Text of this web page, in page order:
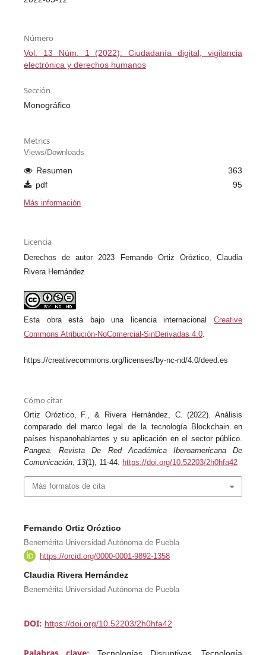
Fernando Ortiz Oróztico
Benemérita Universidad Autónoma de Puebla
https://orcid.org/0000-0001-9892-1358
Claudia Rivera Hernández
Benemérita Universidad Autónoma de Puebla
DOI: https://doi.org/10.52203/2h0hfa42
Número
Vol. 13 Núm. 1 (2022): Ciudadanía digital, vigilancia
electrónica y derechos humanos
Sección
Monográfico
Metrics
Views/Downloads
Resumen
363
pdf
95
Más información
Licencia
Derechos de autor 2023 Fernando Ortiz Oróztico, Claudia
Rivera Hernández
Esta obra está bajo una licencia internacionalCreative
Commons Atribución-NoComercial-SinDerivadas 4.0.
https://creativecommons.org/licenses/by-nc-nd/4.0/deed.es
Cómo citar
Ortiz Oróztico, F., & Rivera Hernández, C. (2022). Análisis
comparado del marco legal de la tecnología Blockchain en
países hispanohablantes y su aplicación en el sector público.
Pangea. Revista De Red Académica Iberoamericana De
Comunicación, 13(1), 11-44. https://doi.org/10.52203/2h0hfa42
Más formatos de cita